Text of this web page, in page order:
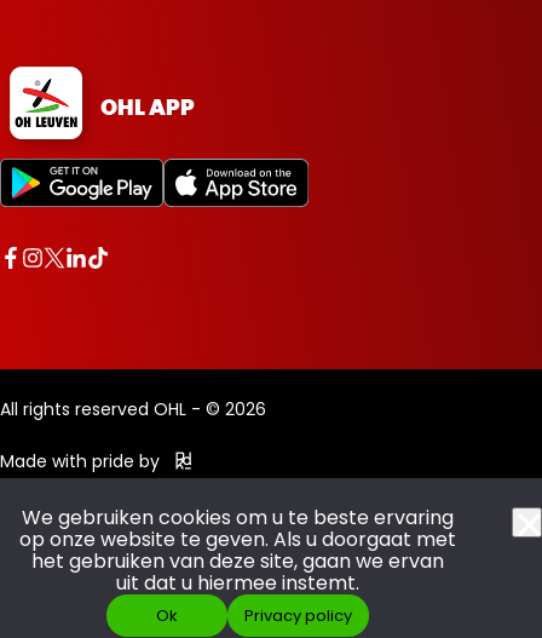
OHL APP
All rights reserved OHL - © 2026
Made with pride by
We gebruiken cookies om u te beste ervaring
op onze website te geven. Als u doorgaat met
het gebruiken van deze site, gaan we ervan
uit dat u hiermee instemt.
Ok Privacy policy